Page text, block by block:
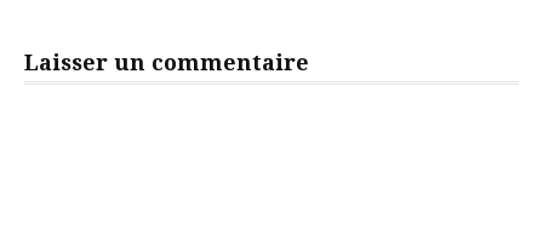
Laisser un commentaire